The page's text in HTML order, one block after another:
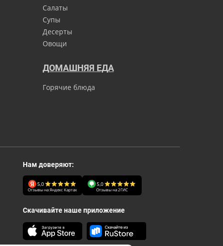
Салаты
Супы
Десерты
Овощи
ДОМАШНЯЯ ЕДА
Горячие блюда
Нам доверяют:
5,0
Отзывы на Яндекс Картах
5,0
Отзывы на 2ГИС
Скачивайте наше приложение